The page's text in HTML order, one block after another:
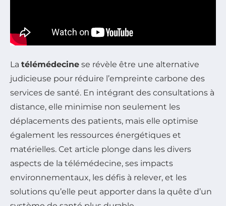
La télémédecine se révèle être une alternative
judicieuse pour réduire l’empreinte carbone des
services de santé. En intégrant des consultations à
distance, elle minimise non seulement les
déplacements des patients, mais elle optimise
également les ressources énergétiques et
matérielles. Cet article plonge dans les divers
aspects de la télémédecine, ses impacts
environnementaux, les défis à relever, et les
solutions qu’elle peut apporter dans la quête d’un